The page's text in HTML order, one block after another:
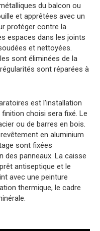
du balcon ou
et apprêtées avec un
protéger contre la
espaces dans les joints
et nettoyées.
sont éliminées de la
sont réparées à
est l'installation
choisi sera fixé. Le
ou de barres en bois.
en aluminium
sont fixées
des panneaux. La caisse
antiseptique et le
avec une peinture
thermique, le cadre